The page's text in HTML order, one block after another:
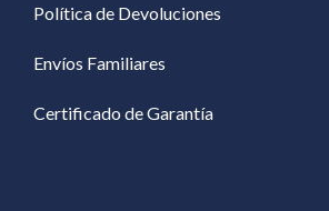
Política de Devoluciones
Envíos Familiares
Certificado de Garantía